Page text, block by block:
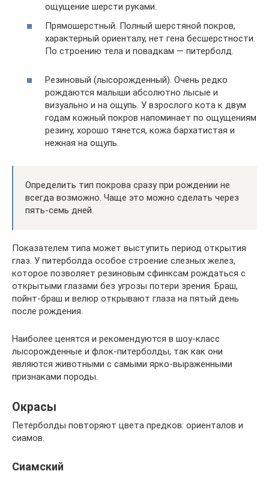
ощущение шерсти руками.
Прямошерстный. Полный шерстяной покров,
характерный ориенталу, нет гена бесшерстности.
По строению тела и повадкам — питерболд.
Резиновый (лысорожденный). Очень редко
рождаются малыши абсолютно лысые и
визуально и на ощупь. У взрослого кота к двум
годам кожный покров напоминает по ощущениям
резину, хорошо тянется, кожа бархатистая и
нежная на ощупь.
Определить тип покрова сразу при рождении не
всегда возможно. Чаще это можно сделать через
пять-семь дней.
Показателем типа может выступить период открытия
глаз. У питерболда особое строение слезных желез,
которое позволяет резиновым сфинксам рождаться с
открытыми глазами без угрозы потери зрения. Браш,
пойнт-браш и велюр открывают глаза на пятый день
после рождения.
Наиболее ценятся и рекомендуются в шоу-класс
лысорожденные и флок-питерболды, так как они
являются животными с самыми ярко-выраженными
признаками породы.
Окрасы
Петерболды повторяют цвета предков: ориенталов и
сиамов.
Сиамский